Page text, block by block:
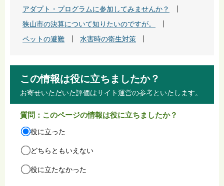
アダプト・プログラムに参加してみませんか？
狭山市の決算について知りたいのですが。
ペットの避難
水害時の衛生対策
この情報は役に立ちましたか？
お寄せいただいた評価はサイト運営の参考といたします。
質問：このページの情報は役に立ちましたか？
役に立った
どちらともいえない
役に立たなかった